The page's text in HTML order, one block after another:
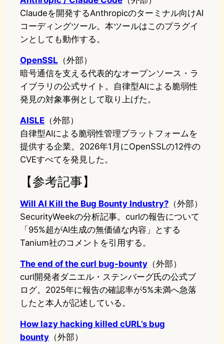
Claudeを開発するAnthropicのターミナル向けAI
コーディングツール。本ツールはこのプラグイ
ンとしても動作する。
OpenSSL （外部）
暗号通信を支える代表的なオープンソース・ラ
イブラリの公式サイト。自律型AIによる脆弱性
発見の対象事例として取り上げた。
AISLE （外部）
自律型AIによる脆弱性管理プラットフォームを
提供する企業。2026年1月にOpenSSLの12件の
CVEすべてを発見した。
【参考記事】
Will AI Kill the Bug Bounty Industry? （外部）
SecurityWeekの分析記事。curlの報告について
「95%超がAI生成の無価値な内容」とする
Tanium社のコメントを引用する。
The end of the curl bug-bounty （外部）
curl開発者ダニエル・ステンバーグ氏の公式ブ
ログ。2025年に報告の確認率が5%未満へ急落
したと本人が記述している。
How lazy hacking killed cURL’s bug
bounty （外部）